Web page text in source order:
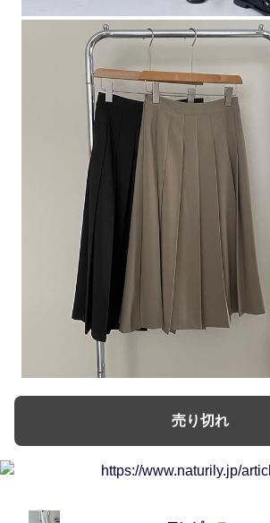
売り切れ